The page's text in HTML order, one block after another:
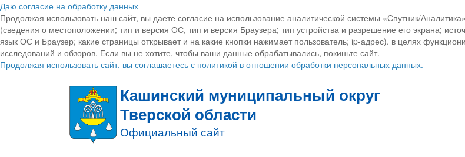
Даю согласие на обработку данных
Продолжая использовать наш сайт, вы даете согласие на использование аналитической системы «Спутник/
(сведения о местоположении; тип и версия ОС, тип и версия Браузера; тип устройства и разрешение его экрана;
язык ОС и Браузер; какие страницы открывает и на какие кнопки нажимает пользователь; ip-адрес). в целях
исследований и обзоров. Если вы не хотите, чтобы ваши данные обрабатывались, покиньте сайт.
Продолжая использовать сайт, вы соглашаетесь с политикой в отношении обработки персональных данных.